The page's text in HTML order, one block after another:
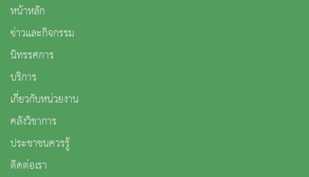
หน้าหลัก
ข่าวและกิจกรรม
นิทรรศการ
บริการ
เกี่ยวกับหน่วยงาน
คลังวิชาการ
ประชาชนควรรู้
ติดต่อเรา